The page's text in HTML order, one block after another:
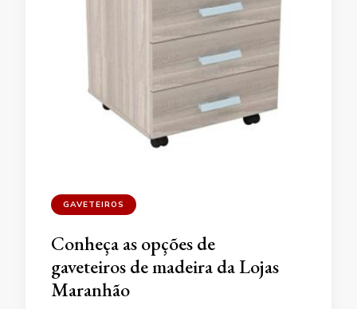
GAVETEIROS
Conheça as opções de
gaveteiros de madeira da Lojas
Maranhão